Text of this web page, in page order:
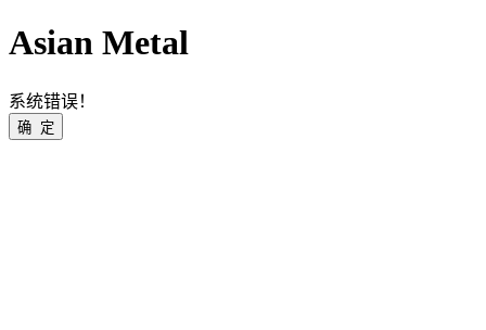
Asian Metal
系统错误！